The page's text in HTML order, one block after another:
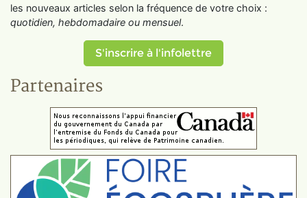
les nouveaux articles selon la fréquence de votre choix :
quotidien, hebdomadaire ou mensuel.
S'inscrire à l'infolettre
Partenaires